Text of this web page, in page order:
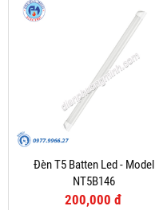
Đèn T5 Batten Led - Model
NT5B146
200,000 đ